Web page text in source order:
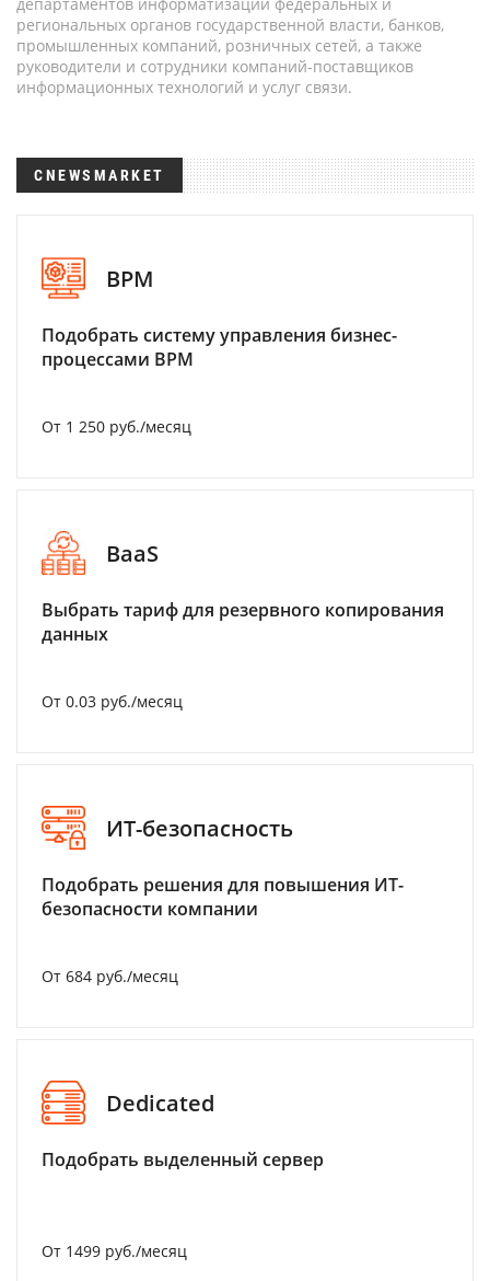
региональных органов государственной власти, банков,
промышленных компаний, розничных сетей, а также
руководители и сотрудники компаний-поставщиков
информационных технологий и услуг связи.
CNEWSMARKET
BPM
Подобрать систему управления бизнес-
процессами BPM
От 1 250 руб./месяц
BaaS
Выбрать тариф для резервного копирования
данных
От 0.03 руб./месяц
ИТ-безопасность
Подобрать решения для повышения ИТ-
безопасности компании
От 684 руб./месяц
Dedicated
Подобрать выделенный сервер
От 1499 руб./месяц